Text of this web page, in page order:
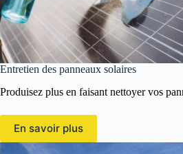
Entretien des panneaux solaires
Produisez plus en faisant nettoyer vos
En savoir plus